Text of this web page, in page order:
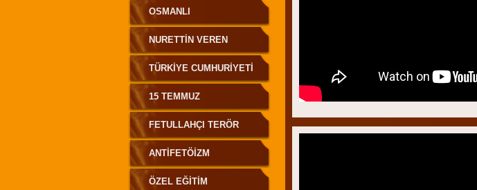
OSMANLI
NURETTİN VEREN
TÜRKIYE CUMHURIYETI
15 TEMMUZ
FETULLAHÇI TERÖR
ANTİFETÖİZM
ÖZEL EĞITIM